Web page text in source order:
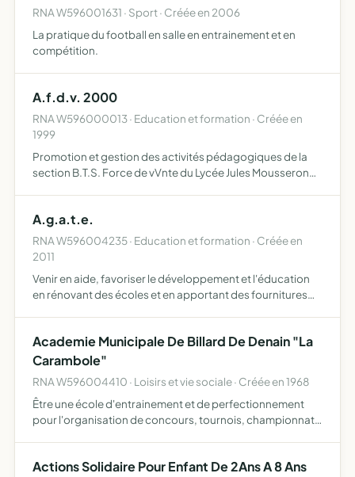
RNA W596001631 · Sport · Créée en 2006
La pratique du football en salle en entrainement et en
compétition.
A.f.d.v. 2000
RNA W596000013 · Education et formation · Créée en
1999
Promotion et gestion des activités pédagogiques de la
section B.T.S. Force de vVnte du Lycée Jules Mousseron
A.g.a.t.e.
RNA W596004235 · Education et formation · Créée en
2011
Venir en aide, favoriser le développement et l'éducation
en rénovant des écoles et en apportant des fournitures
Academie Municipale De Billard De Denain "La
Carambole"
RNA W596004410 · Loisirs et vie sociale · Créée en 1968
Être une école d'entrainement et de perfectionnement
pour l'organisation de concours, tournois, championnats
s'efforcer …
Actions Solidaire Pour Enfant De 2Ans A 8 Ans